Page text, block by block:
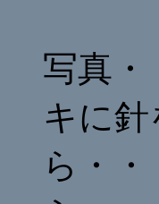
写真・
キに
ら・